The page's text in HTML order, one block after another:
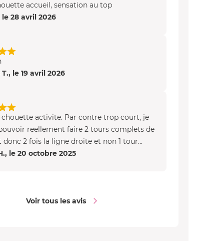
accueil, sensation au top
le 28 avril 2026
le 19 avril 2026
chouette activite. Par contre trop court, je
reellement faire 2 tours complets de
2 fois la ligne droite et non 1 tour...
le 20 octobre 2025
Voir tous les avis